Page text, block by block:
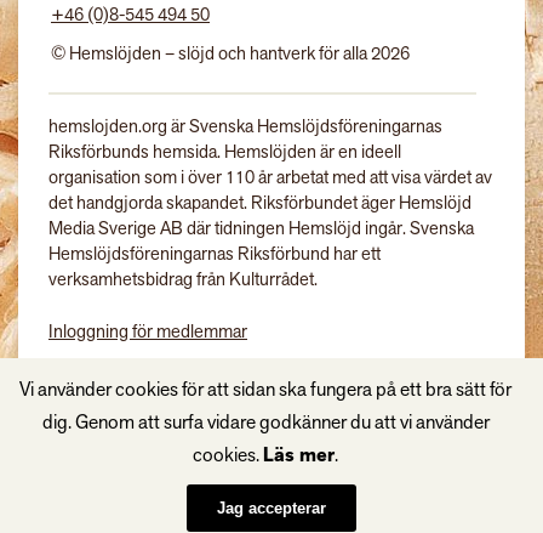
+46 (0)8-545 494 50
© Hemslöjden – slöjd och hantverk för alla 2026
hemslojden.org är Svenska Hemslöjdsföreningarnas
Riksförbunds hemsida. Hemslöjden är en ideell
organisation som i över 110 år arbetat med att visa värdet av
det handgjorda skapandet. Riksförbundet äger Hemslöjd
Media Sverige AB där tidningen Hemslöjd ingår. Svenska
Hemslöjdsföreningarnas Riksförbund har ett
verksamhetsbidrag från Kulturrådet.
Inloggning för medlemmar
Vi använder cookies för att sidan ska fungera på ett bra sätt för
dig. Genom att surfa vidare godkänner du att vi använder
cookies.Läs mer.
Jag accepterar